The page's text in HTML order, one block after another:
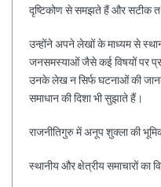
दृष्टिकोण से समझते हैं और सटीक
उन्होंने अपने लेखों के माध्यम से
जनसमस्याओं जैसे कई विषयों पर
उनके लेख न सिर्फ घटनाओं की
समाधान की दिशा भी सुझाते हैं।
राजनीतिगुरु में अनूप शुक्ला की
स्थानीय और क्षेत्रीय समाचारों का